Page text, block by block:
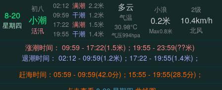
8-20
星期四
初八
小潮
活汛
02:12 满潮 2.2米
09:59 干潮 1.2米
17:22 满潮 1.5米
19:55 干潮 1.4米
多云
气温
30.98°C
气压994hpa
小浪
0.2米
Max0.8米
2级
10.4km/h
北风
涨潮时间： 09:59 - 17:22(1.5米)；19:55 - 23:59(??米)
退潮时间： 02:12 - 09:59(1.2米)；17:22 - 19:55(1.4米)；
赶海时间：05:59 - 09:59(42.0分)；15:55 - 19:55(28.5分)；